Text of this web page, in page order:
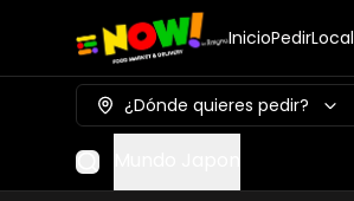
InicioPedirLocal
¿Dónde quieres pedir?